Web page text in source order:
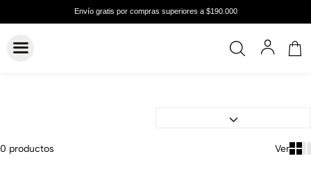
0 productos